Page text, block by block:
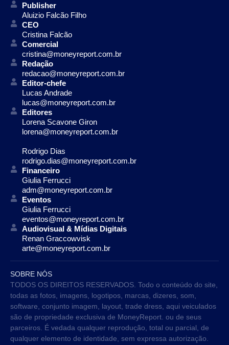
Publisher
Aluizio Falcão Filho
CEO
Cristina Falcão
Comercial
cristina@moneyreport.com.br
Redação
redacao@moneyreport.com.br
Editor-chefe
Lucas Andrade
lucas@moneyreport.com.br
Editores
Lorena Scavone Giron
lorena@moneyreport.com.br
Rodrigo Dias
rodrigo.dias@moneyreport.com.br
Financeiro
Giulia Ferrucci
adm@moneyreport.com.br
Eventos
Giulia Ferrucci
eventos@moneyreport.com.br
Audiovisual & Mídias Digitais
Renan Graccowvisk
arte@moneyreport.com.br
SOBRE NÓS
TODOS OS DIREITOS RESERVADOS. Todo o conteúdo do site,
todas as fotos, imagens, logotipos, marcas, dizeres, som,
software, conjunto imagem, layout, trade dress, aqui veiculados
são de propriedade exclusiva de MoneyReport. ou de seus
parceiros. É vedada qualquer reprodução, total ou parcial, de
qualquer elemento de identidade, sem expressa autorização.